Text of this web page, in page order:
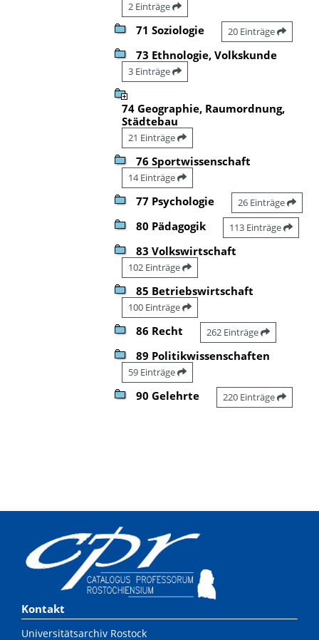
2 Einträge
71 Soziologie 20 Einträge
73 Ethnologie, Volkskunde
3 Einträge
74 Geographie, Raumordnung,
Städtebau
21 Einträge
76 Sportwissenschaft
14 Einträge
77 Psychologie 26 Einträge
80 Pädagogik 113 Einträge
83 Volkswirtschaft
102 Einträge
85 Betriebswirtschaft
100 Einträge
86 Recht 262 Einträge
89 Politikwissenschaften
59 Einträge
90 Gelehrte 220 Einträge
Kontakt
Universitätsarchiv Rostock